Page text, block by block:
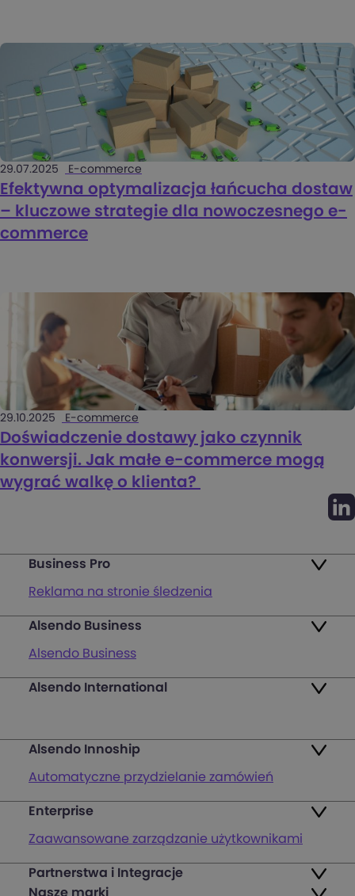
29.07.2025 E-commerce
Efektywna optymalizacja łańcucha dostaw
– kluczowe strategie dla nowoczesnego e-
commerce
29.10.2025 E-commerce
Doświadczenie dostawy jako czynnik
konwersji. Jak małe e-commerce mogą
wygrać walkę o klienta?
Business Pro
Reklama na stronie śledzenia
Mapa punktów
Zwroty
Zaloguj się
Zarejestruj się
Powiadomienia e-mail z logo i reklamą
Reklama na stronie śledzenia
Alsendo Business
Alsendo Business
Przesyłki krajowe
Przesyłki transgraniczne
Mapa punktów nadania i odbioru
Alsendo International
Alsendo Innoship
Automatyczne przydzielanie zamówień
Generowanie etykiet wysyłkowych
Śledzenie zamówień i przesyłek za
pobraniem
Enterprise
Zaawansowane zarządzanie użytkownikami
Przesyłki międzynarodowe
Partnerstwa i Integracje
Nasze marki